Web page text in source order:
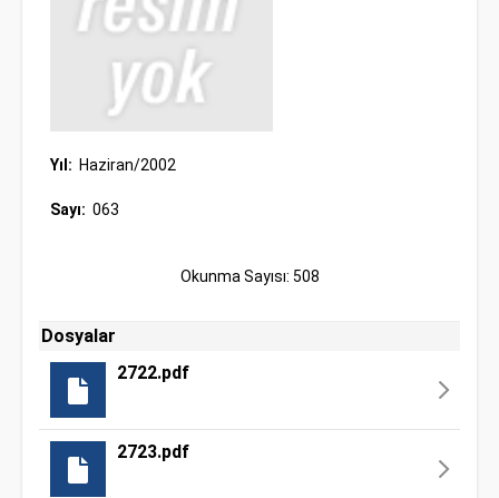
Yıl: Haziran/2002
Sayı: 063
Okunma Sayısı: 508
Dosyalar
2722.pdf
2723.pdf